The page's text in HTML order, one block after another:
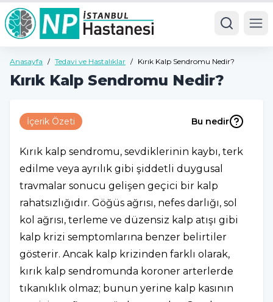
Anasayfa / Tedavi ve Hastalıklar / Kırık Kalp Sendromu Nedir?
Kırık Kalp Sendromu Nedir?
İçerik Özeti Bu nedir
Kırık kalp sendromu, sevdiklerinin kaybı, terk
edilme veya ayrılık gibi şiddetli duygusal
travmalar sonucu gelişen geçici bir kalp
rahatsızlığıdır. Göğüs ağrısı, nefes darlığı, sol
kol ağrısı, terleme ve düzensiz kalp atışı gibi
kalp krizi semptomlarına benzer belirtiler
gösterir. Ancak kalp krizinden farklı olarak,
kırık kalp sendromunda koroner arterlerde
tıkanıklık olmaz; bunun yerine kalp kasının